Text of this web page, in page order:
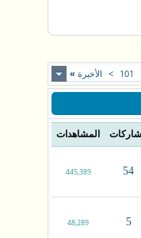
101
> الأخيرة »
المشاهدات
54
445,389
5
48,289